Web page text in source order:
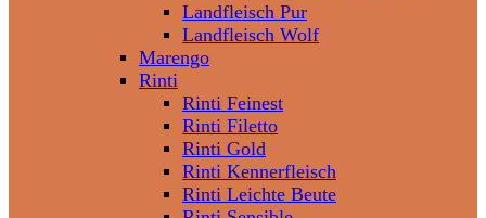
Landfleisch Pur
Landfleisch Wolf
Marengo
Rinti
Rinti Feinest
Rinti Filetto
Rinti Gold
Rinti Kennerfleisch
Rinti Leichte Beute